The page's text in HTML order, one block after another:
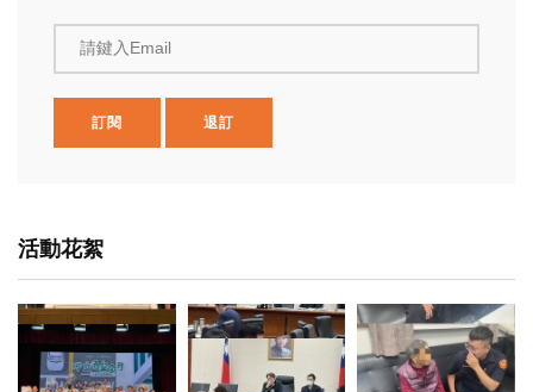
請鍵入Email
訂閱 退訂
活動花絮